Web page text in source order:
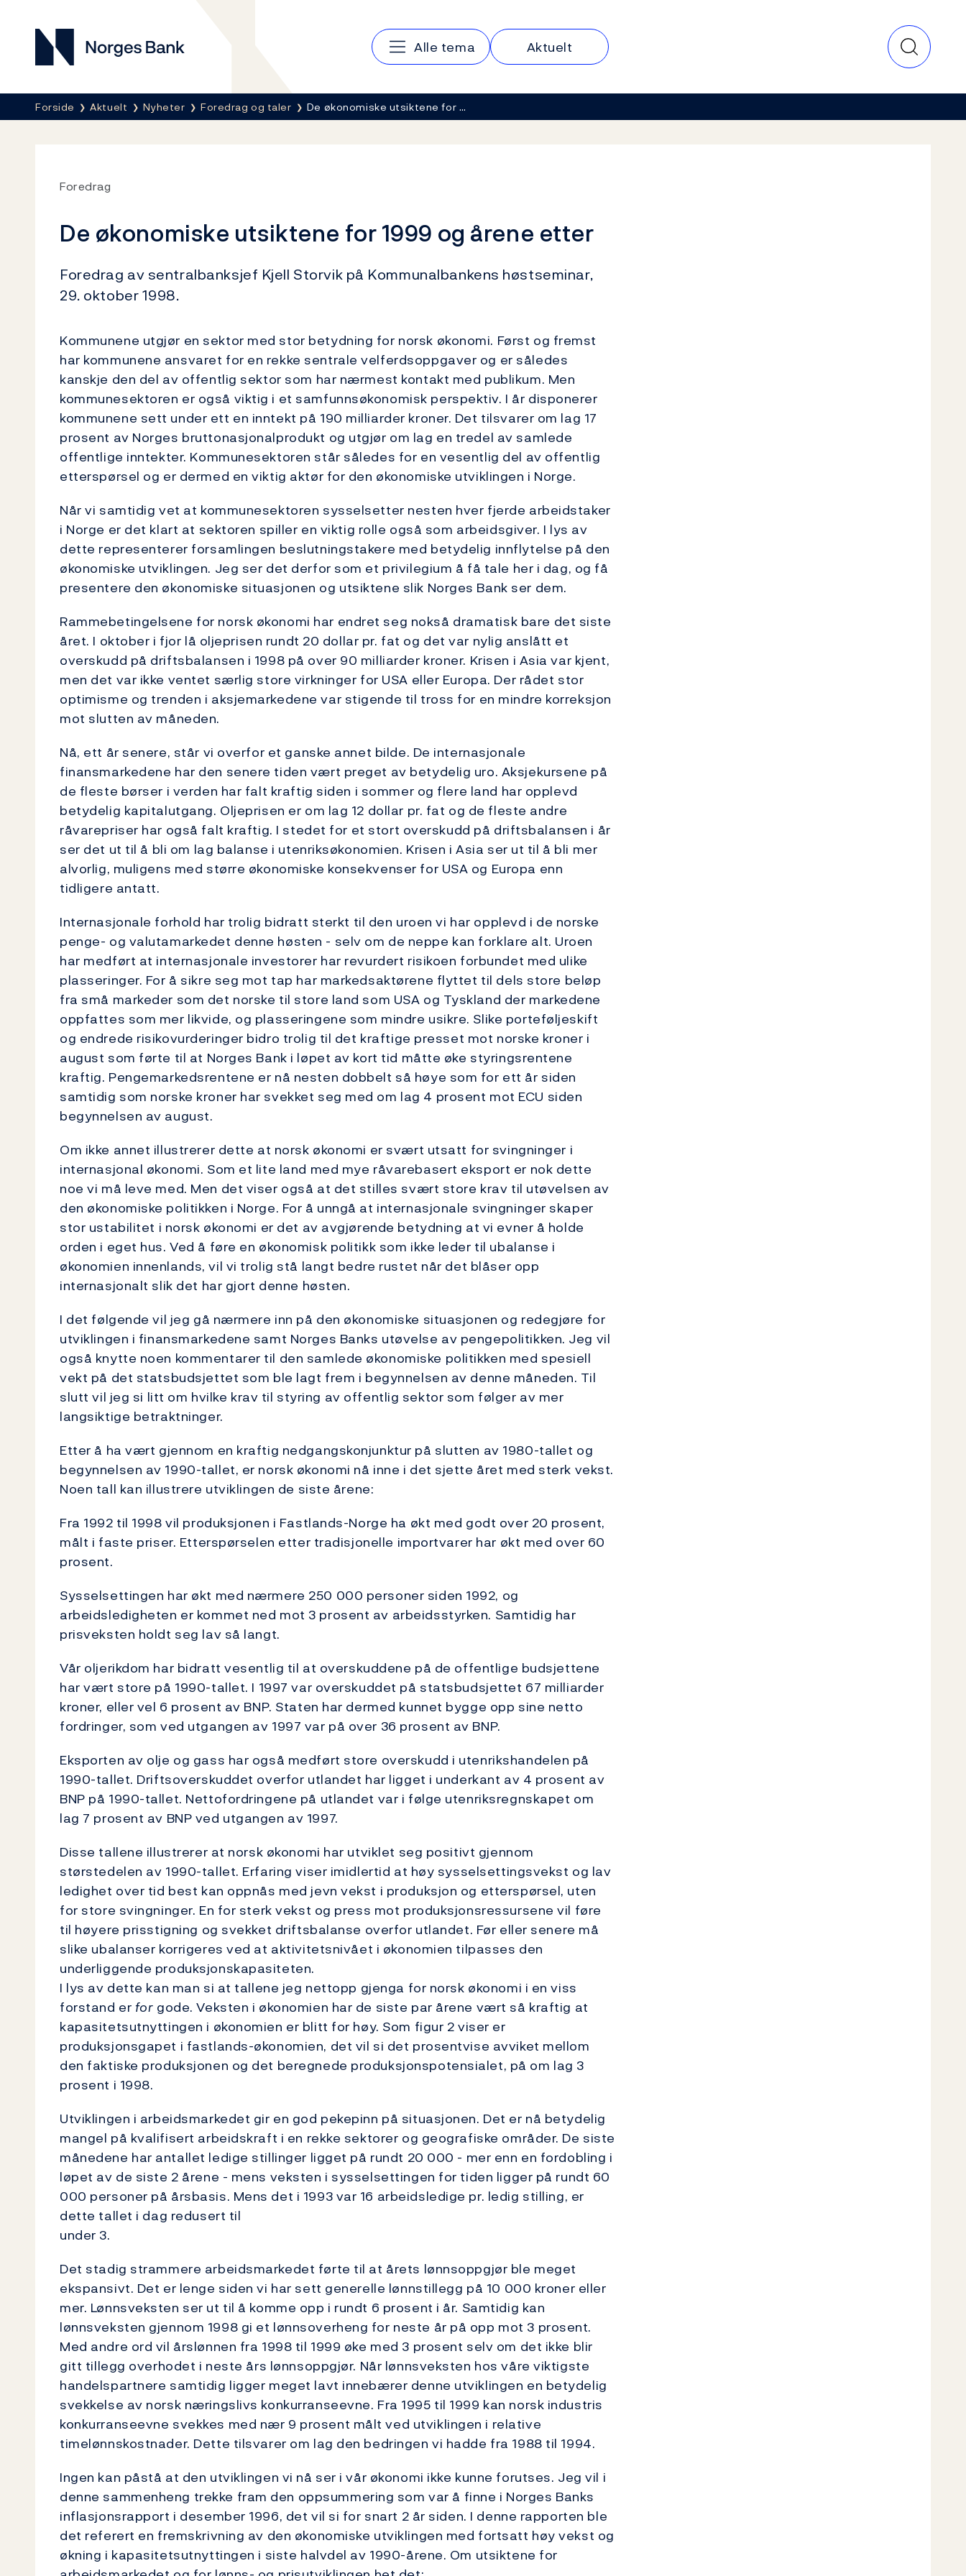
Norges Bank
Hovedmeny
Alle tema Aktuelt
Her er du nå:
Forside Aktuelt Nyheter Foredrag og taler De økonomiske utsiktene for …
Foredrag
De økonomiske utsiktene for 1999 og årene etter
Foredrag av sentralbanksjef Kjell Storvik på Kommunalbankens høstseminar,
29. oktober 1998.
Kommunene utgjør en sektor med stor betydning for norsk økonomi. Først og fremst
har kommunene ansvaret for en rekke sentrale velferdsoppgaver og er således
kanskje den del av offentlig sektor som har nærmest kontakt med publikum. Men
kommunesektoren er også viktig i et samfunnsøkonomisk perspektiv. I år disponerer
kommunene sett under ett en inntekt på 190 milliarder kroner. Det tilsvarer om lag 17
prosent av Norges bruttonasjonalprodukt og utgjør om lag en tredel av samlede
offentlige inntekter. Kommunesektoren står således for en vesentlig del av offentlig
etterspørsel og er dermed en viktig aktør for den økonomiske utviklingen i Norge.
Når vi samtidig vet at kommunesektoren sysselsetter nesten hver fjerde arbeidstaker
i Norge er det klart at sektoren spiller en viktig rolle også som arbeidsgiver. I lys av
dette representerer forsamlingen beslutningstakere med betydelig innflytelse på den
økonomiske utviklingen. Jeg ser det derfor som et privilegium å få tale her i dag, og få
presentere den økonomiske situasjonen og utsiktene slik Norges Bank ser dem.
Rammebetingelsene for norsk økonomi har endret seg nokså dramatisk bare det siste
året. I oktober i fjor lå oljeprisen rundt 20 dollar pr. fat og det var nylig anslått et
overskudd på driftsbalansen i 1998 på over 90 milliarder kroner. Krisen i Asia var kjent,
men det var ikke ventet særlig store virkninger for USA eller Europa. Der rådet stor
optimisme og trenden i aksjemarkedene var stigende til tross for en mindre korreksjon
mot slutten av måneden.
Nå, ett år senere, står vi overfor et ganske annet bilde. De internasjonale
finansmarkedene har den senere tiden vært preget av betydelig uro. Aksjekursene på
de fleste børser i verden har falt kraftig siden i sommer og flere land har opplevd
betydelig kapitalutgang. Oljeprisen er om lag 12 dollar pr. fat og de fleste andre
råvarepriser har også falt kraftig. I stedet for et stort overskudd på driftsbalansen i år
ser det ut til å bli om lag balanse i utenriksøkonomien. Krisen i Asia ser ut til å bli mer
alvorlig, muligens med større økonomiske konsekvenser for USA og Europa enn
tidligere antatt.
Internasjonale forhold har trolig bidratt sterkt til den uroen vi har opplevd i de norske
penge- og valutamarkedet denne høsten - selv om de neppe kan forklare alt. Uroen
har medført at internasjonale investorer har revurdert risikoen forbundet med ulike
plasseringer. For å sikre seg mot tap har markedsaktørene flyttet til dels store beløp
fra små markeder som det norske til store land som USA og Tyskland der markedene
oppfattes som mer likvide, og plasseringene som mindre usikre. Slike porteføljeskift
og endrede risikovurderinger bidro trolig til det kraftige presset mot norske kroner i
august som førte til at Norges Bank i løpet av kort tid måtte øke styringsrentene
kraftig. Pengemarkedsrentene er nå nesten dobbelt så høye som for ett år siden
samtidig som norske kroner har svekket seg med om lag 4 prosent mot ECU siden
begynnelsen av august.
Om ikke annet illustrerer dette at norsk økonomi er svært utsatt for svingninger i
internasjonal økonomi. Som et lite land med mye råvarebasert eksport er nok dette
noe vi må leve med. Men det viser også at det stilles svært store krav til utøvelsen av
den økonomiske politikken i Norge. For å unngå at internasjonale svingninger skaper
stor ustabilitet i norsk økonomi er det av avgjørende betydning at vi evner å holde
orden i eget hus. Ved å føre en økonomisk politikk som ikke leder til ubalanse i
økonomien innenlands, vil vi trolig stå langt bedre rustet når det blåser opp
internasjonalt slik det har gjort denne høsten.
I det følgende vil jeg gå nærmere inn på den økonomiske situasjonen og redegjøre for
utviklingen i finansmarkedene samt Norges Banks utøvelse av pengepolitikken. Jeg vil
også knytte noen kommentarer til den samlede økonomiske politikken med spesiell
vekt på det statsbudsjettet som ble lagt frem i begynnelsen av denne måneden. Til
slutt vil jeg si litt om hvilke krav til styring av offentlig sektor som følger av mer
langsiktige betraktninger.
Etter å ha vært gjennom en kraftig nedgangskonjunktur på slutten av 1980-tallet og
begynnelsen av 1990-tallet, er norsk økonomi nå inne i det sjette året med sterk vekst.
Noen tall kan illustrere utviklingen de siste årene:
Fra 1992 til 1998 vil produksjonen i Fastlands-Norge ha økt med godt over 20 prosent,
målt i faste priser. Etterspørselen etter tradisjonelle importvarer har økt med over 60
prosent.
Sysselsettingen har økt med nærmere 250 000 personer siden 1992, og
arbeidsledigheten er kommet ned mot 3 prosent av arbeidsstyrken. Samtidig har
prisveksten holdt seg lav så langt.
Vår oljerikdom har bidratt vesentlig til at overskuddene på de offentlige budsjettene
har vært store på 1990-tallet. I 1997 var overskuddet på statsbudsjettet 67 milliarder
kroner, eller vel 6 prosent av BNP. Staten har dermed kunnet bygge opp sine netto
fordringer, som ved utgangen av 1997 var på over 36 prosent av BNP.
Eksporten av olje og gass har også medført store overskudd i utenrikshandelen på
1990-tallet. Driftsoverskuddet overfor utlandet har ligget i underkant av 4 prosent av
BNP på 1990-tallet. Nettofordringene på utlandet var i følge utenriksregnskapet om
lag 7 prosent av BNP ved utgangen av 1997.
Disse tallene illustrerer at norsk økonomi har utviklet seg positivt gjennom
størstedelen av 1990-tallet. Erfaring viser imidlertid at høy sysselsettingsvekst og lav
ledighet over tid best kan oppnås med jevn vekst i produksjon og etterspørsel, uten
for store svingninger. En for sterk vekst og press mot produksjonsressursene vil føre
til høyere prisstigning og svekket driftsbalanse overfor utlandet. Før eller senere må
slike ubalanser korrigeres ved at aktivitetsnivået i økonomien tilpasses den
underliggende produksjonskapasiteten.
I lys av dette kan man si at tallene jeg nettopp gjenga for norsk økonomi i en viss
forstand erfor gode. Veksten i økonomien har de siste par årene vært så kraftig at
kapasitetsutnyttingen i økonomien er blitt for høy. Som figur 2 viser er
produksjonsgapet i fastlands-økonomien, det vil si det prosentvise avviket mellom
den faktiske produksjonen og det beregnede produksjonspotensialet, på om lag 3
prosent i 1998.
Utviklingen i arbeidsmarkedet gir en god pekepinn på situasjonen. Det er nå betydelig
mangel på kvalifisert arbeidskraft i en rekke sektorer og geografiske områder. De siste
månedene har antallet ledige stillinger ligget på rundt 20 000 - mer enn en fordobling i
løpet av de siste 2 årene - mens veksten i sysselsettingen for tiden ligger på rundt 60
000 personer på årsbasis. Mens det i 1993 var 16 arbeidsledige pr. ledig stilling, er
dette tallet i dag redusert til
under 3.
Det stadig strammere arbeidsmarkedet førte til at årets lønnsoppgjør ble meget
ekspansivt. Det er lenge siden vi har sett generelle lønnstillegg på 10 000 kroner eller
mer. Lønnsveksten ser ut til å komme opp i rundt 6 prosent i år. Samtidig kan
lønnsveksten gjennom 1998 gi et lønnsoverheng for neste år på opp mot 3 prosent.
Med andre ord vil årslønnen fra 1998 til 1999 øke med 3 prosent selv om det ikke blir
gitt tillegg overhodet i neste års lønnsoppgjør. Når lønnsveksten hos våre viktigste
handelspartnere samtidig ligger meget lavt innebærer denne utviklingen en betydelig
svekkelse av norsk næringslivs konkurranseevne. Fra 1995 til 1999 kan norsk industris
konkurranseevne svekkes med nær 9 prosent målt ved utviklingen i relative
timelønnskostnader. Dette tilsvarer om lag den bedringen vi hadde fra 1988 til 1994.
Ingen kan påstå at den utviklingen vi nå ser i vår økonomi ikke kunne forutses. Jeg vil i
denne sammenheng trekke fram den oppsummering som var å finne i Norges Banks
inflasjonsrapport i desember 1996, det vil si for snart 2 år siden. I denne rapporten ble
det referert en fremskrivning av den økonomiske utviklingen med fortsatt høy vekst og
økning i kapasitetsutnyttingen i siste halvdel av 1990-årene. Om utsiktene for